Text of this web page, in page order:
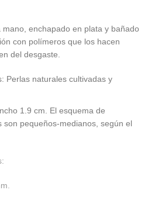
enchapado en plata y bañado
con polímeros que los hacen
del desgaste.
Perlas naturales cultivadas y
1.9 cm. El esquema de
son pequeños-medianos, según el